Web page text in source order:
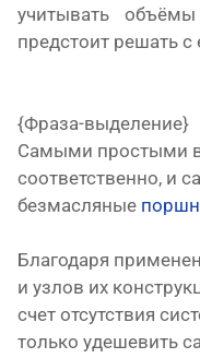
учитывать
предстоит решать
{Фраза-выделение}
Самыми простыми в
соответственно, и
безмасляные
Благодаря
и узлов их
счет отсутствия
только удешевить